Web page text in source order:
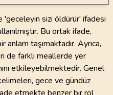
sizi öldürür' ifadesi
Bu ortak ifade,
taşımaktadır. Ayrıca,
de farklı meallerde yer
etkileyebilmektedir. Genel
gece ve gündüz